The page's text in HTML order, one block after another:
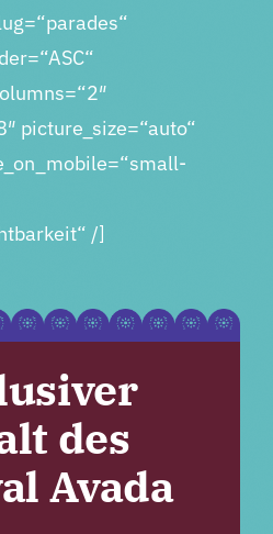
picture_size=“auto“
/]
des
Avada